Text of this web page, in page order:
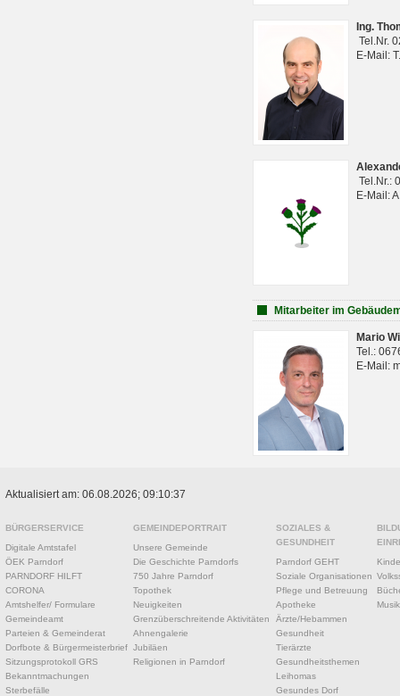
Ing.
Tel.Nr.
E-Mail:
Tel.Nr.:
E-Mail:
Mitarbeiter im
Mario
Tel.:
E-Mail:
Aktualisiert am: 06.08.2026; 09:10:37
BÜRGERSERVICE
Digitale Amtstafel
ÖEK Parndorf
PARNDORF HILFT
CORONA
Amtshelfer/ Formulare
Gemeindeamt
Parteien & Gemeinderat
Dorfbote & Bürgermeisterbrief
Sitzungsprotokoll GRS
Bekanntmachungen
Sterbefälle
GEMEINDEPORTRAIT
Unsere Gemeinde
Die Geschichte Parndorfs
750 Jahre Parndorf
Topothek
Neuigkeiten
Grenzüberschreitende Aktivitäten
Ahnengalerie
Jubiläen
Religionen in Parndorf
SOZIALES &
GESUNDHEIT
Parndorf GEHT
Soziale Organisationen
Pflege und Betreuung
Apotheke
Ärzte/Hebammen
Gesundheit
Tierärzte
Gesundheitsthemen
Leihomas
Gesundes Dorf